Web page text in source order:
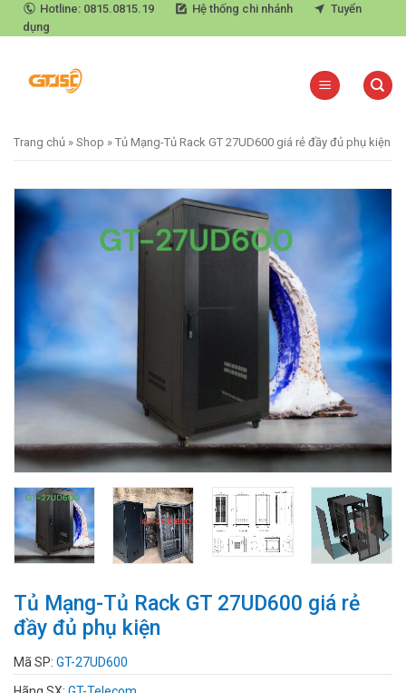
Skip
to
Hotline: 0815.0815.19 Hệ thống chi nhánh
Tuyển
dụng
Trang chủ » Shop » Tủ Mạng-Tủ Rack GT 27UD600 giá rẻ đầy đủ phụ kiện
Tủ Mạng-Tủ Rack GT 27UD600 giá rẻ
đầy đủ phụ kiện
Mã SP: GT-27UD600